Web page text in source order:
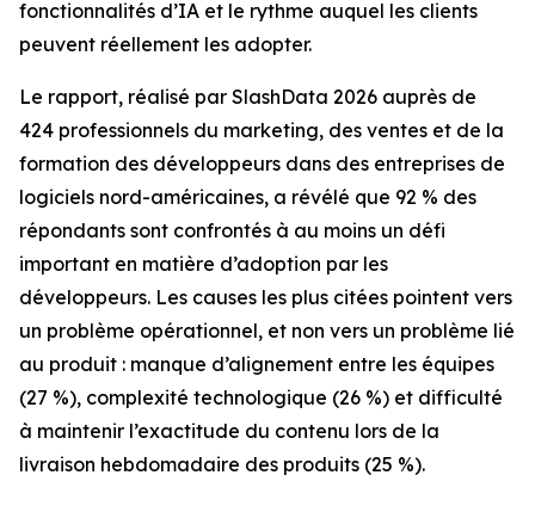
fonctionnalités d’IA et le rythme auquel les clients
peuvent réellement les adopter.
Le rapport, réalisé par SlashData 2026 auprès de
424 professionnels du marketing, des ventes et de la
formation des développeurs dans des entreprises de
logiciels nord-américaines, a révélé que 92 % des
répondants sont confrontés à au moins un défi
important en matière d’adoption par les
développeurs. Les causes les plus citées pointent vers
un problème opérationnel, et non vers un problème lié
au produit : manque d’alignement entre les équipes
(27 %), complexité technologique (26 %) et difficulté
à maintenir l’exactitude du contenu lors de la
livraison hebdomadaire des produits (25 %).